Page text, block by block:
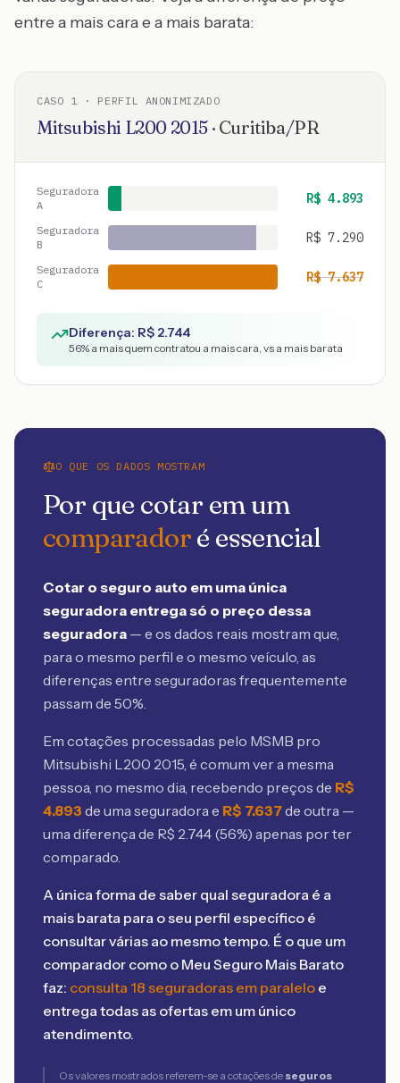
entre a mais cara e a mais barata:
CASO 1 · PERFIL ANONIMIZADO
Mitsubishi L200 2015 · Curitiba/PR
Seguradora
A
R$ 4.893
Seguradora
B
R$ 7.290
Seguradora
C
R$7.637
Diferença: R$ 2.744
56% a mais quem contratou a mais cara, vs a mais barata
O QUE OS DADOS MOSTRAM
Por que cotar em um
comparadoré essencial
Cotar o seguro auto em uma única
seguradora entrega só o preço dessa
seguradora — e os dados reais mostram que,
para o mesmo perfil e o mesmo veículo, as
diferenças entre seguradoras frequentemente
passam de 50%.
Em cotações processadas pelo MSMB pro
Mitsubishi L200 2015, é comum ver a mesma
pessoa, no mesmo dia, recebendo preços de R$
4.893 de uma seguradora e R$ 7.637de outra —
uma diferença de R$ 2.744 (56%) apenas por ter
comparado.
A única forma de saber qual seguradora é a
mais barata para o seu perfil específico é
consultar várias ao mesmo tempo. É o que um
comparador como o Meu Seguro Mais Barato
faz: consulta 18 seguradoras em paralelo e
entrega todas as ofertas em um único
atendimento.
Os valores mostrados referem-se a cotações de seguros